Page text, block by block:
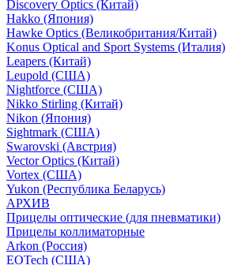
Discovery Optics (Китай)
Hakko (Япония)
Hawke Optics (Великобритания/Китай)
Konus Optical and Sport Systems (Италия)
Leapers (Китай)
Leupold (США)
Nightforce (США)
Nikko Stirling (Китай)
Nikon (Япония)
Sightmark (США)
Swarovski (Австрия)
Vector Optics (Китай)
Vortex (США)
Yukon (Республика Беларусь)
АРХИВ
Прицелы оптические (для пневматики)
Прицелы коллиматорные
Arkon (Россия)
EOTech (США)